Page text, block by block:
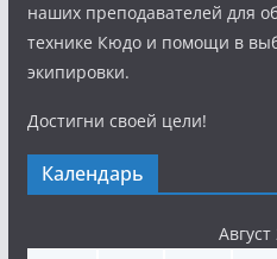
наших преподавателей для
технике Кюдо и помощи в
экипировки.
Достигни своей цели!
Календарь